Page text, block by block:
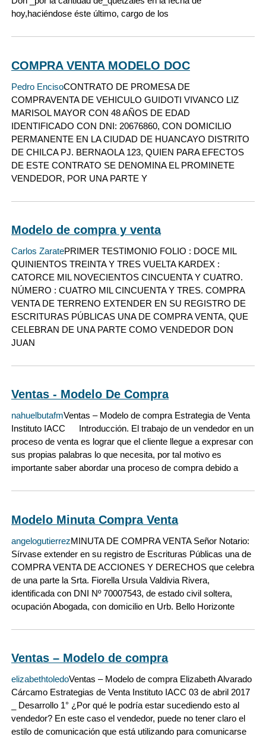
hoy,haciéndose éste último, cargo de los
COMPRA VENTA MODELO DOC
Pedro EncisoCONTRATO DE PROMESA DE
COMPRAVENTA DE VEHICULO GUIDOTI VIVANCO LIZ
MARISOL MAYOR CON 48 AÑOS DE EDAD
IDENTIFICADO CON DNI: 20676860, CON DOMICILIO
PERMANENTE EN LA CIUDAD DE HUANCAYO DISTRITO
DE CHILCA PJ. BERNAOLA 123, QUIEN PARA EFECTOS
DE ESTE CONTRATO SE DENOMINA EL PROMINETE
VENDEDOR, POR UNA PARTE Y
Modelo de compra y venta
Carlos ZaratePRIMER TESTIMONIO FOLIO : DOCE MIL
QUINIENTOS TREINTA Y TRES VUELTA KARDEX :
CATORCE MIL NOVECIENTOS CINCUENTA Y CUATRO.
NÚMERO : CUATRO MIL CINCUENTA Y TRES. COMPRA
VENTA DE TERRENO EXTENDER EN SU REGISTRO DE
ESCRITURAS PÚBLICAS UNA DE COMPRA VENTA, QUE
CELEBRAN DE UNA PARTE COMO VENDEDOR DON
JUAN
Ventas - Modelo De Compra
nahuelbutafmVentas – Modelo de compra Estrategia de Venta
Instituto IACC Introducción. El trabajo de un vendedor en un
proceso de venta es lograr que el cliente llegue a expresar con
sus propias palabras lo que necesita, por tal motivo es
importante saber abordar una proceso de compra debido a
Modelo Minuta Compra Venta
angelogutierrezMINUTA DE COMPRA VENTA Señor Notario:
Sírvase extender en su registro de Escrituras Públicas una de
COMPRA VENTA DE ACCIONES Y DERECHOS que celebra
de una parte la Srta. Fiorella Ursula Valdivia Rivera,
identificada con DNI Nº 70007543, de estado civil soltera,
ocupación Abogada, con domicilio en Urb. Bello Horizonte
Ventas – Modelo de compra
elizabethtoledoVentas – Modelo de compra Elizabeth Alvarado
Cárcamo Estrategias de Venta Instituto IACC 03 de abril 2017
_ Desarrollo 1° ¿Por qué le podría estar sucediendo esto al
vendedor? En este caso el vendedor, puede no tener claro el
estilo de comunicación que está utilizando para comunicarse